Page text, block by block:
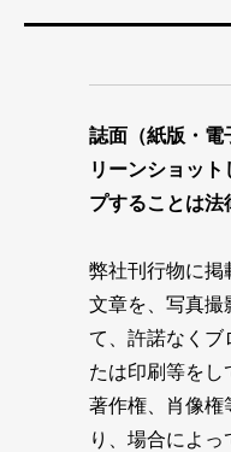
誌面（紙版・電
リーンショッ
プすることは法
弊社刊行物に掲
文章を、写真撮
て、許諾なくブ
たは印刷等をし
著作権、肖像権
り、場合によ